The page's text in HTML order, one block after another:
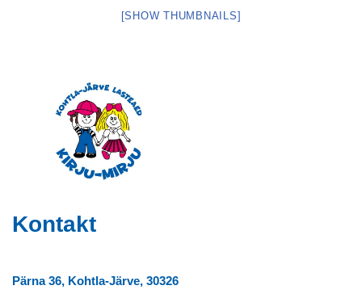
[SHOW THUMBNAILS]
Kontakt
Pärna 36, Kohtla-Järve, 30326